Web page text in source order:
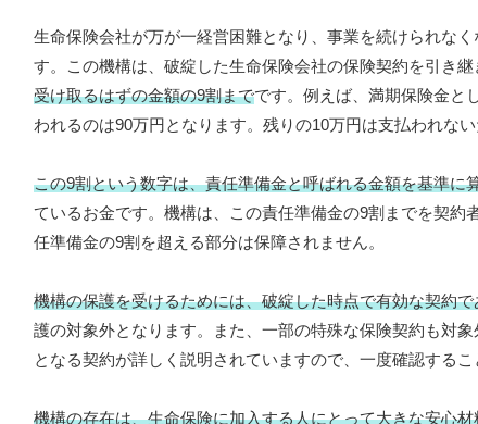
生命保険会社が万が一経営困難となり、事業を続けられな
す。この機構は、破綻した生命保険会社の保険契約を引き
受け取るはずの金額の9割までです。例えば、満期保険金と
われるのは90万円となります。残りの10万円は支払われない
この9割という数字は、責任準備金と呼ばれる金額を基準に
ているお金です。機構は、この責任準備金の9割までを契
任準備金の9割を超える部分は保障されません。
機構の保護を受けるためには、破綻した時点で有効な契約
護の対象外となります。また、一部の特殊な保険契約も対
となる契約が詳しく説明されていますので、一度確認するこ
機構の存在は、生命保険に加入する人にとって大きな安心材